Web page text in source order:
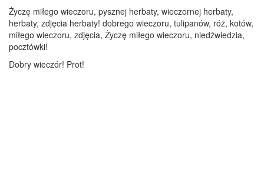
Życzę miłego wieczoru, pysznej herbaty, wieczornej herbaty,
herbaty, zdjęcia herbaty! dobrego wieczoru, tulipanów, róż, kotów,
miłego wieczoru, zdjęcia, Życzę miłego wieczoru, niedźwiedzia,
pocztówki!
Dobry wieczór! Prot!